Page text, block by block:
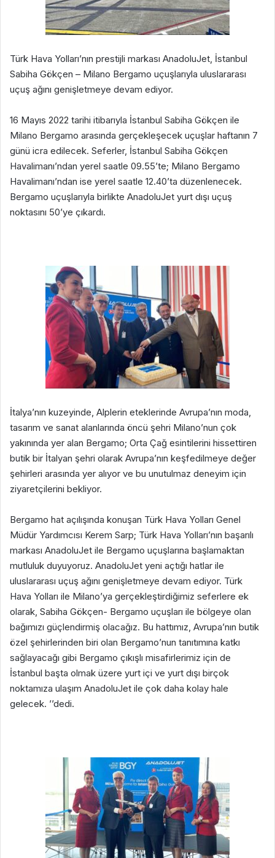
Türk Hava Yolları’nın prestijli markası AnadoluJet, İstanbul
Sabiha Gökçen – Milano Bergamo uçuşlarıyla uluslararası
uçuş ağını genişletmeye devam ediyor.
16 Mayıs 2022 tarihi itibarıyla İstanbul Sabiha Gökçen ile
Milano Bergamo arasında gerçekleşecek uçuşlar haftanın 7
günü icra edilecek. Seferler, İstanbul Sabiha Gökçen
Havalimanı’ndan yerel saatle 09.55’te; Milano Bergamo
Havalimanı’ndan ise yerel saatle 12.40’ta düzenlenecek.
Bergamo uçuşlarıyla birlikte AnadoluJet yurt dışı uçuş
noktasını 50’ye çıkardı.
İtalya’nın kuzeyinde, Alplerin eteklerinde Avrupa’nın moda,
tasarım ve sanat alanlarında öncü şehri Milano’nun çok
yakınında yer alan Bergamo; Orta Çağ esintilerini hissettiren
butik bir İtalyan şehri olarak Avrupa’nın keşfedilmeye değer
şehirleri arasında yer alıyor ve bu unutulmaz deneyim için
ziyaretçilerini bekliyor.
Bergamo hat açılışında konuşan Türk Hava Yolları Genel
Müdür Yardımcısı Kerem Sarp; Türk Hava Yolları’nın başarılı
markası AnadoluJet ile Bergamo uçuşlarına başlamaktan
mutluluk duyuyoruz. AnadoluJet yeni açtığı hatlar ile
uluslararası uçuş ağını genişletmeye devam ediyor. Türk
Hava Yolları ile Milano’ya gerçekleştirdiğimiz seferlere ek
olarak, Sabiha Gökçen- Bergamo uçuşları ile bölgeye olan
bağımızı güçlendirmiş olacağız. Bu hattımız, Avrupa’nın butik
özel şehirlerinden biri olan Bergamo’nun tanıtımına katkı
sağlayacağı gibi Bergamo çıkışlı misafirlerimiz için de
İstanbul başta olmak üzere yurt içi ve yurt dışı birçok
noktamıza ulaşım AnadoluJet ile çok daha kolay hale
gelecek. ’’dedi.